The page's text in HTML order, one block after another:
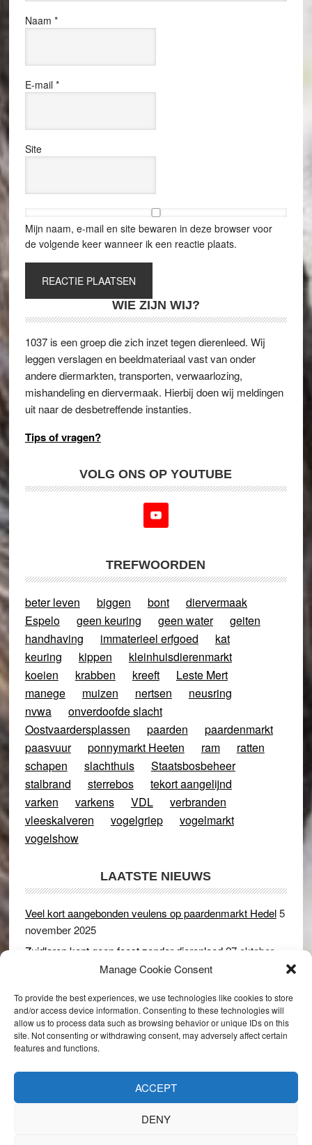
Manage Cookie Consent
To provide the best experiences, we use technologies like cookies to store
and/or access device information. Consenting to these technologies will
allow us to process data such as browsing behavior or unique IDs on this
site. Not consenting or withdrawing consent, may adversely affect certain
features and functions.
ACCEPT
DENY
Naam *
E-mail *
Site
Mijn naam, e-mail en site bewaren in deze browser voor
de volgende keer wanneer ik een reactie plaats.
WIE ZIJN WIJ?
1037 is een groep die zich inzet tegen dierenleed. Wij
leggen verslagen en beeldmateriaal vast van onder
andere diermarkten, transporten, verwaarlozing,
mishandeling en diervermaak. Hierbij doen wij meldingen
uit naar de desbetreffende instanties.
Tips of vragen?
VOLG ONS OP YOUTUBE
TREFWOORDEN
beter leven biggen bont
diervermaak
Espelo
geen keuring geen water
geiten
handhaving
immaterieel erfgoed
kat
keuring
kippen
kleinhuisdierenmarkt
koeien
krabben kreeft
Leste Mert
manege
muizen nertsen
neusring
nvwa
onverdoofde slacht
Oostvaardersplassen
paarden
paardenmarkt
paasvuur
ponnymarkt Heeten ram
ratten
schapen
slachthuis
Staatsbosbeheer
stalbrand
sterrebos
tekort aangelijnd
varken
varkens VDL
verbranden
vleeskalveren
vogelgriep
vogelmarkt
vogelshow
LAATSTE NIEUWS
Veel kort aangebonden veulens op paardenmarkt Hedel5
november 2025
Zuidlaren kent geen feest zonder dierenleed27 oktober
Rijswijk (Gld) 2 december 2024
Dikbillen sieren de troon op schaamteloos Leste Merte in
Druten 8 november 2024